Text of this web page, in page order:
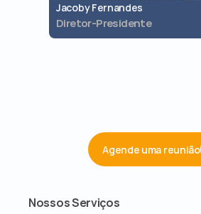
Jacoby Fernandes
Diretor-Presidente
Agende uma reunião
Nossos Serviços